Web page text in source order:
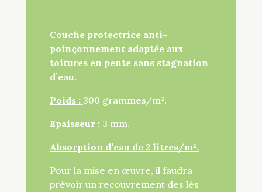
Couche protectrice anti-
poinçonnement adaptée aux
toitures en pente sans stagnation
d’eau.
Poids : 300 grammes/m².
Epaisseur :3 mm.
Absorption d’eau de 2 litres/m².
Pour la mise en œuvre, il faudra
prévoir un recouvrement des lés